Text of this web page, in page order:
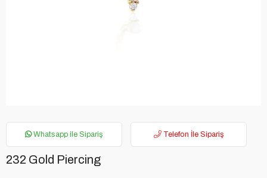
Whatsapp ile Sipariş Telefon İle Sipariş
232 Gold Piercing